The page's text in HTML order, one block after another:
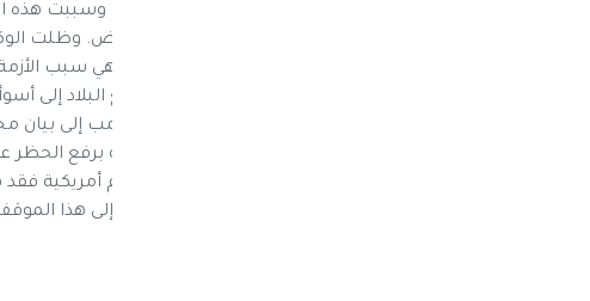
مقتل واحد من القوات الأمريكيّة في الهجوم. وسببت هذه
معلومات استخباراتية هامة قال البيت الأبيض. وظلت
الغارة. الأزمة الإنسانية يرى "بومبيو" أن إيران هي سبب
بسط نفوذها عبر وكلاء محليين هو الذي دفع البلاد إلى
المتحدة). لكن الرجل ساهم في دفع إدارة ترامب إلى
الماضي حيث طالب البيت الأبيض السعودية برفع الحظر
اليمن خلال اجتماع مع ترامب، وهو ما دفعه إلى هذا